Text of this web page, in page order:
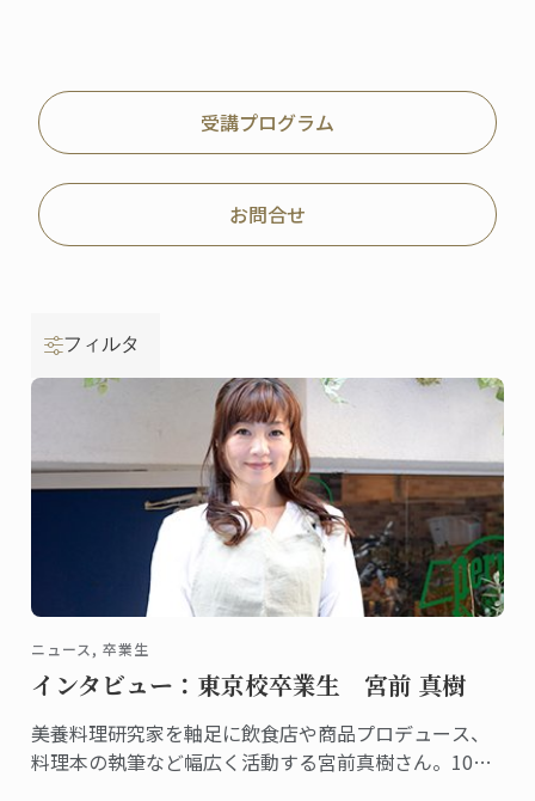
受講プログラム
お問合せ
フィルタ
ニュース, 卒業生
インタビュー：東京校卒業生 宮前 真樹
美養料理研究家を軸足に飲食店や商品プロデュース、
料理本の執筆など幅広く活動する宮前真樹さん。10～